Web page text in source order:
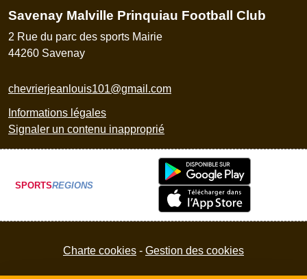
Savenay Malville Prinquiau Football Club
2 Rue du parc des sports Mairie
44260 Savenay
chevrierjeanlouis101@gmail.com
Informations légales
Signaler un contenu inapproprié
SPORTSREGIONS
Charte cookies Gestion des cookies